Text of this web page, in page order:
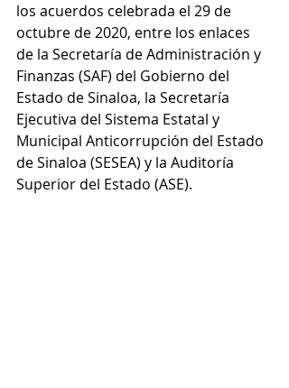
los acuerdos celebrada el 29 de
octubre de 2020, entre los enlaces
de la Secretaría de Administración y
Finanzas (SAF) del Gobierno del
Estado de Sinaloa, la Secretaría
Ejecutiva del Sistema Estatal y
Municipal Anticorrupción del Estado
de Sinaloa (SESEA) y la Auditoría
Superior del Estado (ASE).